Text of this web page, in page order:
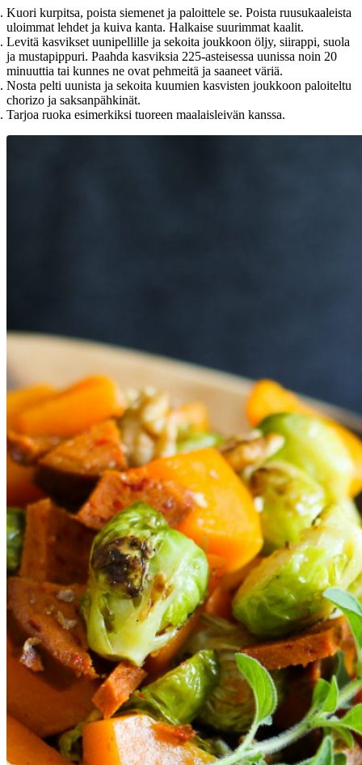
Kuori kurpitsa, poista siemenet ja paloittele se. Poista ruusukaaleista
uloimmat lehdet ja kuiva kanta. Halkaise suurimmat kaalit.
Levitä kasvikset uunipellille ja sekoita joukkoon öljy, siirappi, suola
ja mustapippuri. Paahda kasviksia 225-asteisessa uunissa noin 20
minuuttia tai kunnes ne ovat pehmeitä ja saaneet väriä.
Nosta pelti uunista ja sekoita kuumien kasvisten joukkoon paloiteltu
chorizo ja saksanpähkinät.
Tarjoa ruoka esimerkiksi tuoreen maalaisleivän kanssa.